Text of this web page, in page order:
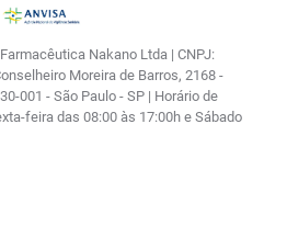
Nakano Ltda | CNPJ:
Moreira de Barros, 2168 -
001 - São Paulo - SP | Horário de
feira das 08:00 às 17:00h e Sábado